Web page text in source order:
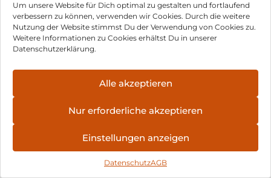
Um unsere Website für Dich optimal zu gestalten und fortlaufend
verbessern zu können, verwenden wir Cookies. Durch die weitere
Nutzung der Website stimmst Du der Verwendung von Cookies zu.
Weitere Informationen zu Cookies erhältst Du in unserer
Datenschutzerklärung.
Alle akzeptieren
Nur erforderliche akzeptieren
Einstellungen anzeigen
DatenschutzAGB
Handy
Displayfolie
anbringen
– Wir
kümmern